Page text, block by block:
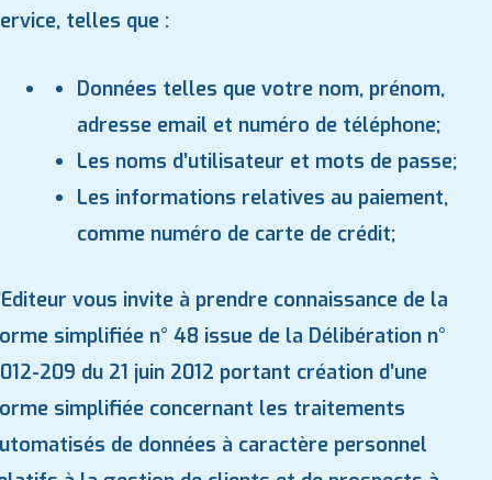
telles que :
Données telles que votre nom, prénom,
adresse email et numéro de téléphone;
Les noms d’utilisateur et mots de passe;
Les informations relatives au paiement,
comme numéro de carte de crédit;
vous invite à prendre connaissance de la
simplifiée n° 48 issue de la Délibération n°
209 du 21 juin 2012 portant création d’une
simplifiée concernant les traitements
de données à caractère personnel